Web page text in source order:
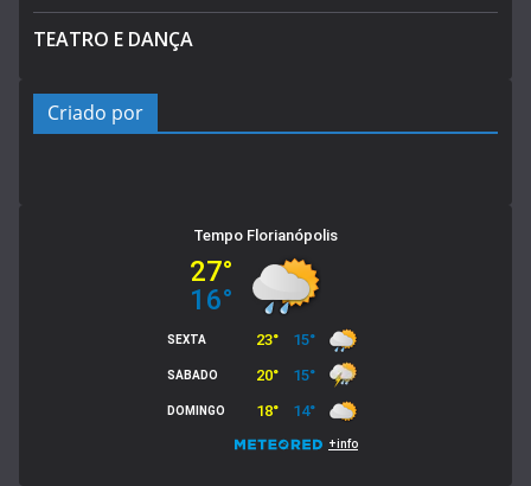
TEATRO E DANÇA
Criado por